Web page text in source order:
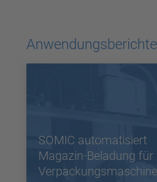
Akzeptieren
powered by
Anwendungsberichte
SOMIC automatisiert
Magazin-Beladung für